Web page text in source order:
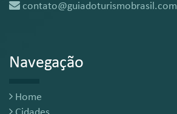
contato@guiadoturismobrasil.com
Navegação
Home